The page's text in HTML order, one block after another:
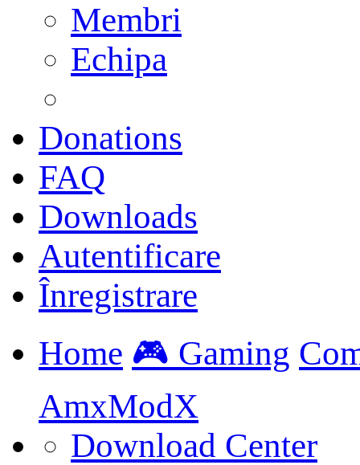
Membri
Echipa
Donations
FAQ
Downloads
Autentificare
Înregistrare
Home 🎮 Gaming
AmxModX
Download Center